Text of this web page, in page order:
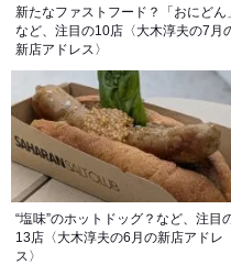
新たなファストフード？「おにどん」
など、注目の10店〈大木淳夫の7月
新店アドレス〉
“塩味”のホットドッグ？など、注目
13店〈大木淳夫の6月の新店アドレ
ス〉